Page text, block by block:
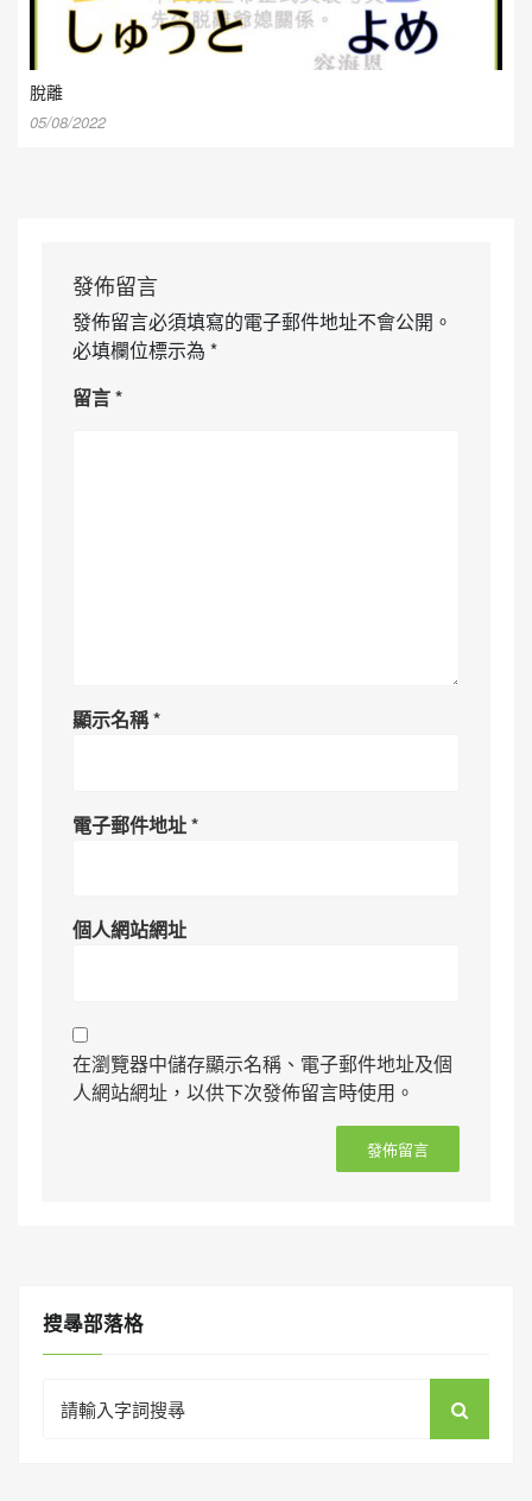
脫離
05/08/2022
發佈留言
發佈留言必須填寫的電子郵件地址不會公開。
必填欄位標示為 *
留言*
顯示名稱*
電子郵件地址*
個人網站網址
在瀏覽器中儲存顯示名稱、電子郵件地址及個
人網站網址，以供下次發佈留言時使用。
搜㝷部落格
for: